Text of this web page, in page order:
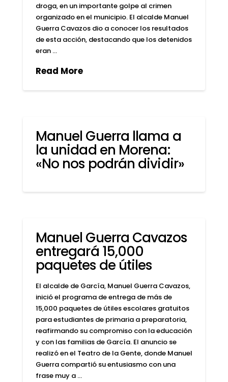
droga, en un importante golpe al crimen
organizado en el municipio. El alcalde Manuel
Guerra Cavazos dio a conocer los resultados
de esta acción, destacando que los detenidos
eran …
Read More
Manuel Guerra llama a
la unidad en Morena:
«No nos podrán dividir»
Manuel Guerra Cavazos
entregará 15,000
paquetes de útiles
El alcalde de García, Manuel Guerra Cavazos,
inició el programa de entrega de más de
15,000 paquetes de útiles escolares gratuitos
para estudiantes de primaria a preparatoria,
reafirmando su compromiso con la educación
y con las familias de García. El anuncio se
realizó en el Teatro de la Gente, donde Manuel
Guerra compartió su entusiasmo con una
frase muy a …